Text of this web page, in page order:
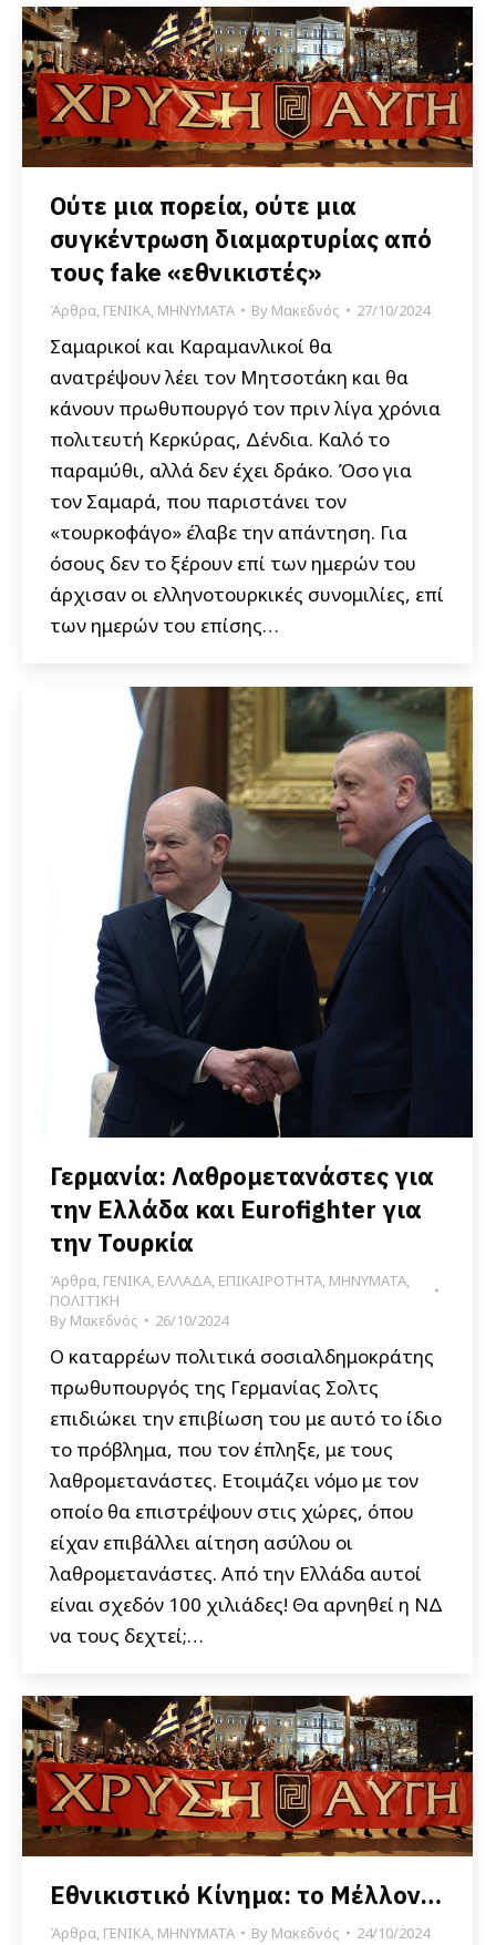
Ούτε μια πορεία, ούτε μια
συγκέντρωση διαμαρτυρίας από
τους fake «εθνικιστές»
Άρθρα, ΓΕΝΙΚΑ, ΜΗΝΥΜΑΤΑ By Μακεδνός 27/10/2024
Σαμαρικοί και Καραμανλικοί θα
ανατρέψουν λέει τον Μητσοτάκη και θα
κάνουν πρωθυπουργό τον πριν λίγα χρόνια
πολιτευτή Κερκύρας, Δένδια. Καλό το
παραμύθι, αλλά δεν έχει δράκο. Όσο για
τον Σαμαρά, που παριστάνει τον
«τουρκοφάγο» έλαβε την απάντηση. Για
όσους δεν το ξέρουν επί των ημερών του
άρχισαν οι ελληνοτουρκικές συνομιλίες, επί
των ημερών του επίσης…
Γερμανία: Λαθρομετανάστες για
την Ελλάδα και Eurofighter για
την Τουρκία
Άρθρα, ΓΕΝΙΚΑ, ΕΛΛΑΔΑ, ΕΠΙΚΑΙΡΟΤΗΤΑ, ΜΗΝΥΜΑΤΑ,
ΠΟΛΙΤΙΚΗ
By Μακεδνός 26/10/2024
Ο καταρρέων πολιτικά σοσιαλδημοκράτης
πρωθυπουργός της Γερμανίας Σολτς
επιδιώκει την επιβίωση του με αυτό το ίδιο
το πρόβλημα, που τον έπληξε, με τους
λαθρομετανάστες. Ετοιμάζει νόμο με τον
οποίο θα επιστρέψουν στις χώρες, όπου
είχαν επιβάλλει αίτηση ασύλου οι
λαθρομετανάστες. Από την Ελλάδα αυτοί
είναι σχεδόν 100 χιλιάδες! Θα αρνηθεί η ΝΔ
να τους δεχτεί;…
Εθνικιστικό Κίνημα: το Μέλλον…
Άρθρα, ΓΕΝΙΚΑ, ΜΗΝΥΜΑΤΑ By Μακεδνός 24/10/2024